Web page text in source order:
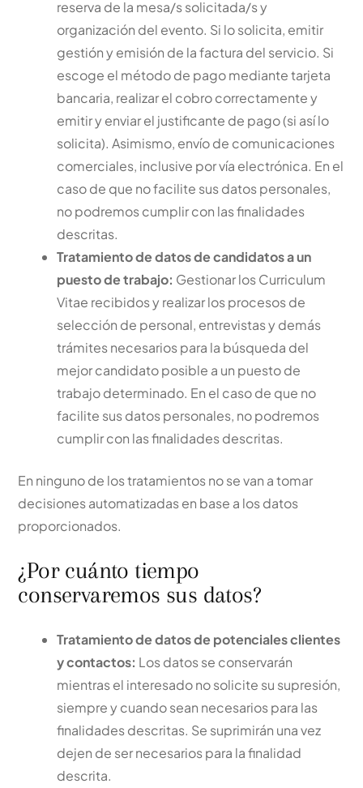
reserva de la mesa/s solicitada/s y
organización del evento. Si lo solicita, emitir
gestión y emisión de la factura del servicio. Si
escoge el método de pago mediante tarjeta
bancaria, realizar el cobro correctamente y
emitir y enviar el justificante de pago (si así lo
solicita). Asimismo, envío de comunicaciones
comerciales, inclusive por vía electrónica. En el
caso de que no facilite sus datos personales,
no podremos cumplir con las finalidades
descritas.
Tratamiento de datos de candidatos a un
puesto de trabajo: Gestionar los Curriculum
Vitae recibidos y realizar los procesos de
selección de personal, entrevistas y demás
trámites necesarios para la búsqueda del
mejor candidato posible a un puesto de
trabajo determinado. En el caso de que no
facilite sus datos personales, no podremos
cumplir con las finalidades descritas.
En ninguno de los tratamientos no se van a tomar
decisiones automatizadas en base a los datos
proporcionados.
¿Por cuánto tiempo
conservaremos sus datos?
Tratamiento de datos de potenciales clientes
y contactos: Los datos se conservarán
mientras el interesado no solicite su supresión,
siempre y cuando sean necesarios para las
finalidades descritas. Se suprimirán una vez
dejen de ser necesarios para la finalidad
descrita.